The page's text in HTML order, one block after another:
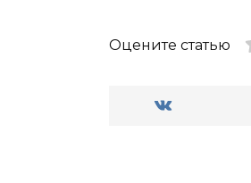
Оцените статью